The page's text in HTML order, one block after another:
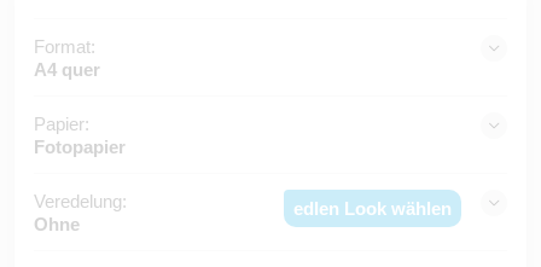
Format:
A4 quer
Papier:
Fotopapier
Veredelung:
Ohne
edlen Look wählen